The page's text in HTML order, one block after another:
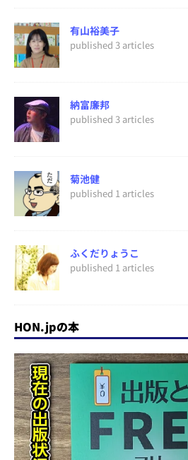
有山裕美子
published 3 articles
納富廉邦
published 3 articles
菊池健
published 1 articles
ふくだりょうこ
published 1 articles
HON.jpの本